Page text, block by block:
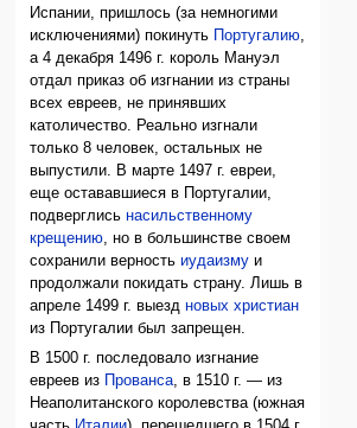
Испании, пришлось (за немногими
исключениями) покинуть
Португалию,
а 4 декабря 1496 г. король Мануэл
отдал приказ об изгнании из страны
всех евреев, не принявших
католичество. Реально изгнали
только 8 человек, остальных не
выпустили. В марте 1497 г. евреи,
еще остававшиеся в Португалии,
подверглисьнасильственному
крещению, но в большинстве своем
сохранили верностьиудаизму и
продолжали покидать страну. Лишь в
апреле 1499 г. выездновых христиан
из Португалии был запрещен.
В 1500 г. последовало изгнание
евреев из
Прованса, в 1510 г. — из
Неаполитанского королевства (южная